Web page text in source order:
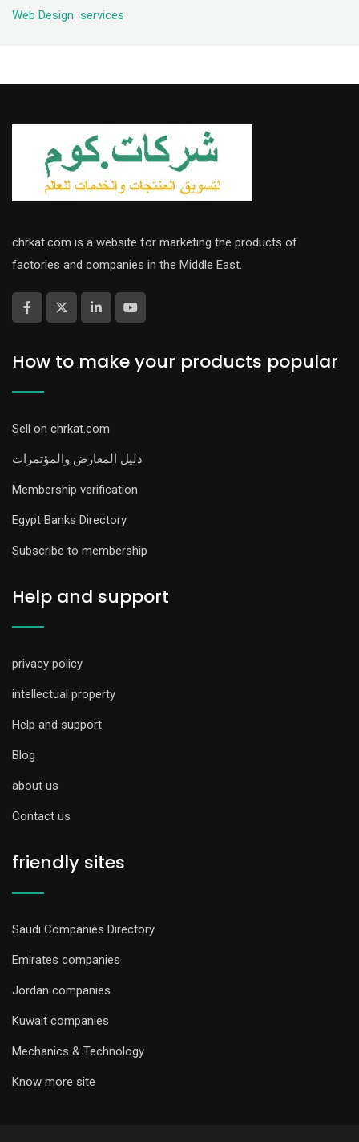
Web Design, services
chrkat.com is a website for marketing the products of
factories and companies in the Middle East.
How to make your products popular
Sell on chrkat.com
دليل المعارض والمؤتمرات
Membership verification
Egypt Banks Directory
Subscribe to membership
Help and support
privacy policy
intellectual property
Help and support
Blog
about us
Contact us
friendly sites
Saudi Companies Directory
Emirates companies
Jordan companies
Kuwait companies
Mechanics & Technology
Know more site